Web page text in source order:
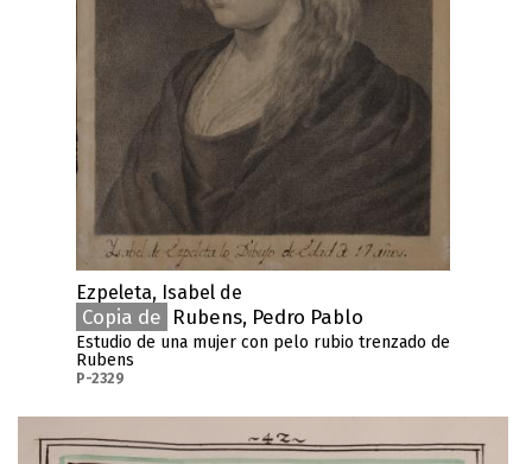
Ezpeleta, Isabel de
Copia de Rubens, Pedro Pablo
Estudio de una mujer con pelo rubio trenzado de
Rubens
P-2329